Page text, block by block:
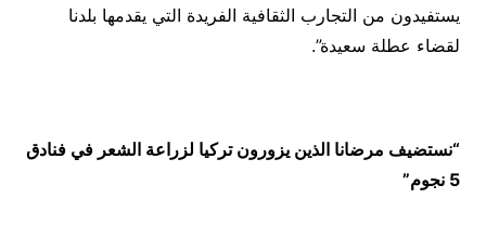
يستفيدون من التجارب الثقافية الفريدة التي يقدمها بلدنا
لقضاء عطلة سعيدة”.
“نستضيف مرضانا الذين يزورون تركيا لزراعة الشعر في فنادق
5 نجوم”